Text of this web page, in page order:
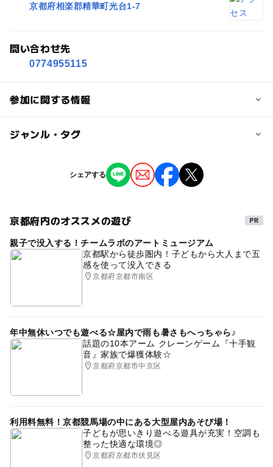
京都府相楽郡精華町光台1-7
問い合わせ先
0774955115
参加に関する情報
対象年齢
3歳･4歳･5歳･6歳(幼児) 小学生
予約ページ
予約はこちらから
ジャンル・タグ
タグ
演劇 小さいお子さまOK 雨でもOK 屋内イベント
はじめての演劇鑑賞 雨の日でもOK
シェアする
京都府内のオススメの遊び
親子で没入する！チームラボのアートミュージアム
京都駅から徒歩圏内！子どもから大人まで五
感を使って没入できる
京都府京都市南区
年中無休いつでも遊べる☆屋内で雨も暑さもへっちゃら♪
話題の10本アーム クレーンゲーム『十手観
音』家族で爆獲体験☆
京都府京都市中京区
利用料無料！京都競馬場の中にある大型屋内あそび場！
子どもが思いきり遊べる遊具が充実！空調も
整った快適な環境◎
京都府京都市伏見区